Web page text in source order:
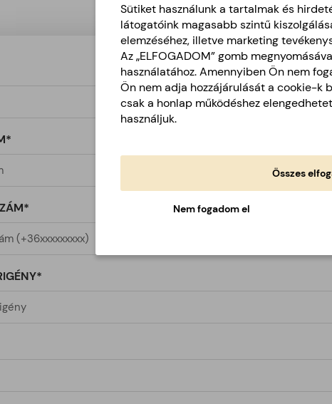
Sütiket használunk a tartalmak és
látogatóink magasabb szintű
elemzéséhez, illetve marketing
Az „ELFOGADOM” gomb
használatához. Amennyiben Ön nem
Ön nem adja hozzájárulását a cookie-k
csak a honlap működéshez
használjuk.
Összes
Nem fogadom el